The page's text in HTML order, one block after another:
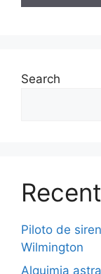
Search
Piloto de
Wilmington
Alquimia